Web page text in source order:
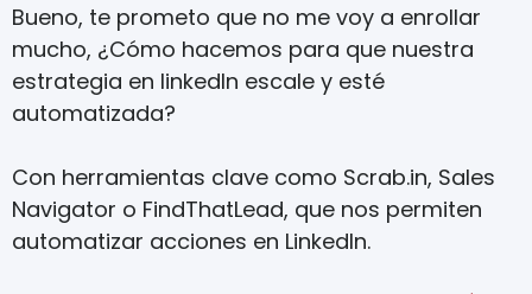
Bueno, te prometo que no me voy a enrollar
mucho, ¿Cómo hacemos para que nuestra
estrategia en linkedIn escale y esté
automatizada?
Con herramientas clave como Scrab.in, Sales
Navigator o FindThatLead, que nos permiten
automatizar acciones en LinkedIn.